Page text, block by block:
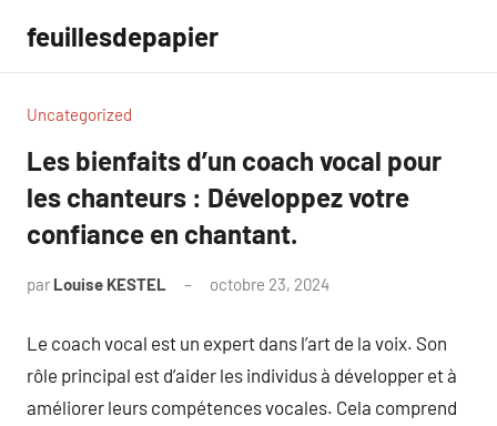
contenu
feuillesdepapier
Uncategorized
Les bienfaits d’un coach vocal pour
les chanteurs : Développez votre
confiance en chantant.
par Louise KESTEL octobre 23, 2024
Le coach vocal est un expert dans l’art de la voix. Son
rôle principal est d’aider les individus à développer et à
améliorer leurs compétences vocales. Cela comprend